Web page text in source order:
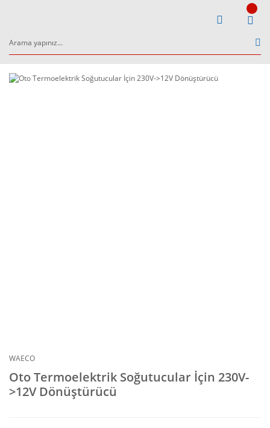
WAECO
Oto Termoelektrik Soğutucular İçin 230V-
>12V Dönüştürücü